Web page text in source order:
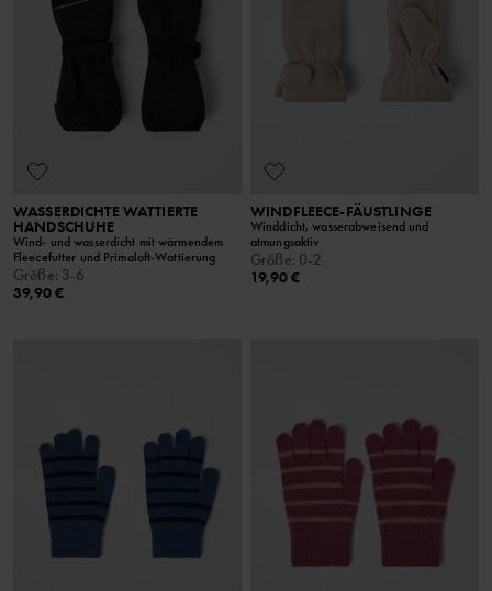
WASSERDICHTE WATTIERTE
HANDSCHUHE
Wind- und wasserdicht mit wärmendem
Fleecefutter und Primaloft-Wattierung
Größe: 3-6
39,90 €
WINDFLEECE-FÄUSTLINGE
Winddicht, wasserabweisend und
atmungsaktiv
Größe: 0-2
19,90 €